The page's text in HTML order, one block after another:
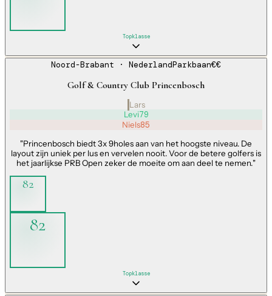
Topklasse
Noord-Brabant · NederlandParkbaan€€
Golf & Country Club Princenbosch
Lars
Levi79
Niels85
"Princenbosch biedt 3x 9holes aan van het hoogste niveau. De
layout zijn uniek per lus en vervelen nooit. Voor de betere golfers is
het jaarlijkse PRB Open zeker de moeite om aan deel te nemen."
82
82
Topklasse